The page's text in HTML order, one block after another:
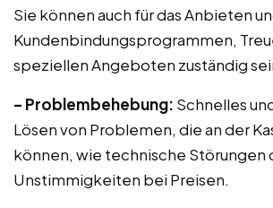
Sie können auch für das Anbieten
Kundenbindungsprogrammen,
speziellen Angeboten zuständig
– Problembehebung: Schnelles
Lösen von Problemen, die an der
können, wie technische Störungen
Unstimmigkeiten bei Preisen.